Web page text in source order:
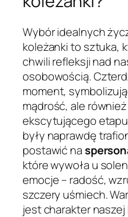
Wybór idealnych
koleżanki to sztuka,
chwili refleksji nad
osobowością.
moment,
mądrość, ale
ekscytującego
były naprawdę
postawić na
które wywoła u
emocje – radość,
szczery uśmiech.
jest charakter